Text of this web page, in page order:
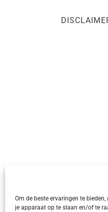
Om de beste ervaringen te
je apparaat op te slaan en/of te